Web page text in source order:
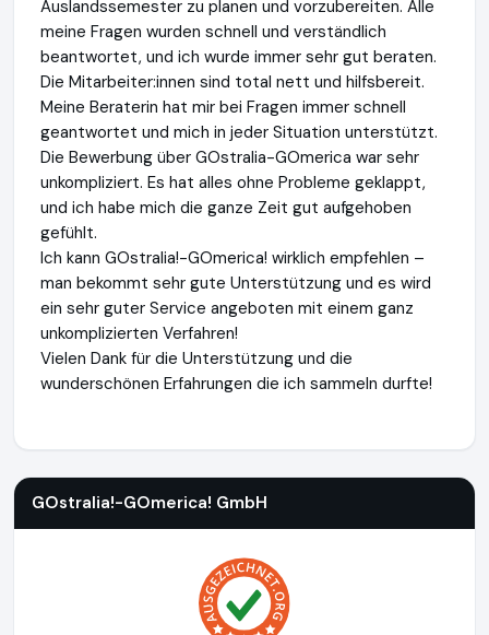
Auslandssemester zu planen und vorzubereiten. Alle
meine Fragen wurden schnell und verständlich
beantwortet, und ich wurde immer sehr gut beraten.
Die Mitarbeiter:innen sind total nett und hilfsbereit.
Meine Beraterin hat mir bei Fragen immer schnell
geantwortet und mich in jeder Situation unterstützt.
Die Bewerbung über GOstralia-GOmerica war sehr
unkompliziert. Es hat alles ohne Probleme geklappt,
und ich habe mich die ganze Zeit gut aufgehoben
gefühlt.
Ich kann GOstralia!-GOmerica! wirklich empfehlen –
man bekommt sehr gute Unterstützung und es wird
ein sehr guter Service angeboten mit einem ganz
unkomplizierten Verfahren!
Vielen Dank für die Unterstützung und die
wunderschönen Erfahrungen die ich sammeln durfte!
GOstralia!-GOmerica! GmbH